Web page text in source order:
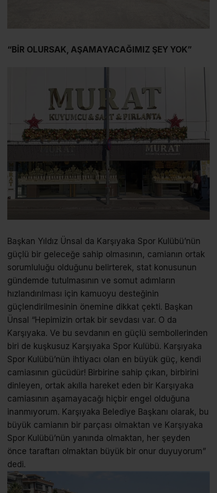
“BİR OLURSAK, AŞAMAYACAĞIMIZ ŞEY YOK”
Başkan Yıldız Ünsal da Karşıyaka Spor Kulübü’nün
güçlü bir geleceğe sahip olmasının, camianın ortak
sorumluluğu olduğunu belirterek, stat konusunun
gündemde tutulmasının ve somut adımların
hızlandırılması için kamuoyu desteğinin
güçlendirilmesinin önemine dikkat çekti. Başkan
Ünsal “Hepimizin ortak bir sevdası var. O da
Karşıyaka. Ve bu sevdanın en güçlü sembollerinden
biri de kuşkusuz Karşıyaka Spor Kulübü. Karşıyaka
Spor Kulübü’nün ihtiyacı olan en büyük güç, kendi
camiasının gücüdür! Birbirine sahip çıkan, birbirini
dinleyen, ortak akılla hareket eden bir Karşıyaka
camiasının aşamayacağı hiçbir engel olduğuna
inanmıyorum. Karşıyaka Belediye Başkanı olarak, bu
büyük camianın bir parçası olmaktan ve Karşıyaka
Spor Kulübü’nün yanında olmaktan, her şeyden
önce taraftarı olmaktan büyük bir onur duyuyorum”
dedi.